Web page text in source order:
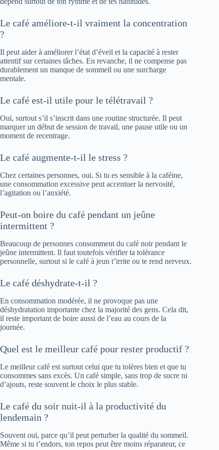
Le café améliore-t-il vraiment la concentration
?
Il peut aider à améliorer l’état d’éveil et la capacité à rester
attentif sur certaines tâches. En revanche, il ne compense pas
durablement un manque de sommeil ou une surcharge
mentale.
Le café est-il utile pour le télétravail ?
Oui, surtout s’il s’inscrit dans une routine structurée. Il peut
marquer un début de session de travail, une pause utile ou un
moment de recentrage.
Le café augmente-t-il le stress ?
Chez certaines personnes, oui. Si tu es sensible à la caféine,
une consommation excessive peut accentuer la nervosité,
l’agitation ou l’anxiété.
Peut-on boire du café pendant un jeûne
intermittent ?
Beaucoup de personnes consomment du café noir pendant le
jeûne intermittent. Il faut toutefois vérifier ta tolérance
personnelle, surtout si le café à jeun t’irrite ou te rend nerveux.
Le café déshydrate-t-il ?
En consommation modérée, il ne provoque pas une
déshydratation importante chez la majorité des gens. Cela dit,
il reste important de boire aussi de l’eau au cours de la
journée.
Quel est le meilleur café pour rester productif ?
Le meilleur café est surtout celui que tu tolères bien et que tu
consommes sans excès. Un café simple, sans trop de sucre ni
d’ajouts, reste souvent le choix le plus stable.
Le café du soir nuit-il à la productivité du
lendemain ?
Souvent oui, parce qu’il peut perturber la qualité du sommeil.
Même si tu t’endors, ton repos peut être moins réparateur, ce